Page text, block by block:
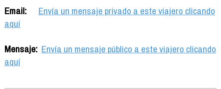
Email:
Envía un mensaje privado a este viajero clicando
aquí
Mensaje: Envía un mensaje público a este viajero clicando
aquí